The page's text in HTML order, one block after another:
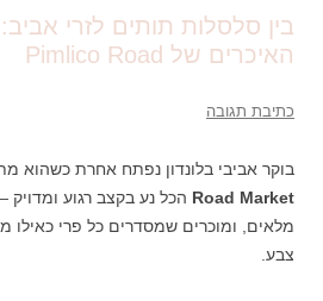
בין סלסלות תותים לזרי
האיכרים של Pimlico Road
כתיבת תגובה
בוקר אביבי בלונדון נפתח אחרת כשהוא
Road Market הכל נע בקצב רגוע ומדויק
מלאים, ומוכרים שמסדרים כל פרי כאילו
צבע.